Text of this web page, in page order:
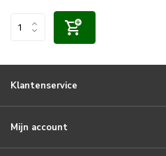
Klantenservice
Mijn account